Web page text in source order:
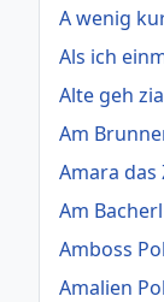
A wenig
Als ich
Alte geh
Am
Amara
Am Bacherl
Amboss
Amalien